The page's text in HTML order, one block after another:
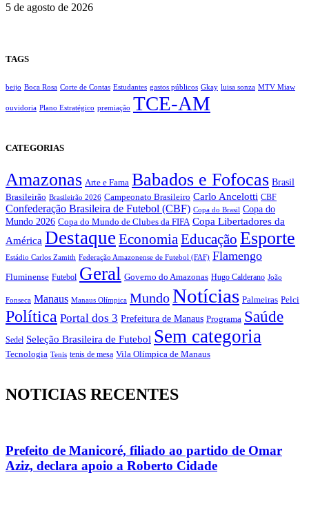
5 de agosto de 2026
TAGS
beijo Boca Rosa Corte de Contas Estudantes gastos públicos Gkay luisa sonza MTV Miaw
ouvidoria Plano Estratégico premiação TCE-AM
CATEGORIAS
Amazonas Arte e Fama Babados e Fofocas Brasil
Brasileirão Brasileirão 2026 Campeonato Brasileiro Carlo Ancelotti CBF
Confederação Brasileira de Futebol (CBF) Copa do Brasil Copa do
Mundo 2026 Copa do Mundo de Clubes da FIFA Copa Libertadores da
América Destaque Economia Educação Esporte
Estádio Carlos Zamith Federação Amazonense de Futebol (FAF) Flamengo
Fluminense Futebol Geral Governo do Amazonas Hugo Calderano João
Fonseca Manaus Manaus Olímpica MundoNotícias Palmeiras Pelci
Política Portal dos 3 Prefeitura de Manaus Programa Saúde
Sedel Seleção Brasileira de Futebol Sem categoria
Tecnologia Tenis tenis de mesa Vila Olímpica de Manaus
NOTICIAS RECENTES
Prefeito de Manicoré, filiado ao partido de Omar
Aziz, declara apoio a Roberto Cidade